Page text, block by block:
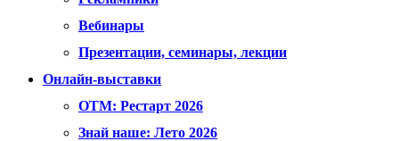
Вебинары
Презентации, семинары, лекции
Онлайн-выставки
OTM: Рестарт 2026
Знай наше: Лето 2026